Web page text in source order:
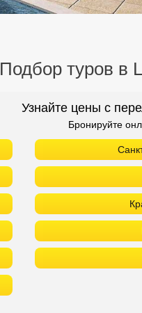
Подбор туров в
Узнайте цены с
Бронируйте